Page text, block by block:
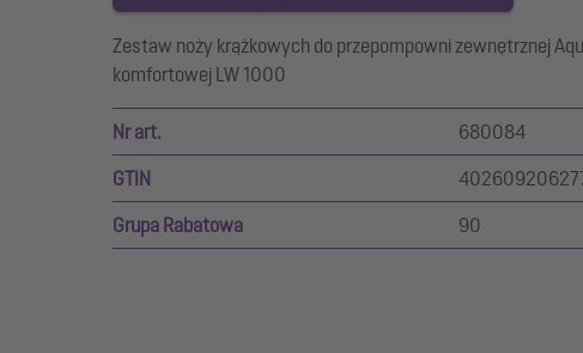
Zestaw noży krążkowych do przepompowni zewnętrznej
komfortowej LW 1000
Nr art. 680084
GTIN
Grupa Rabatowa 90